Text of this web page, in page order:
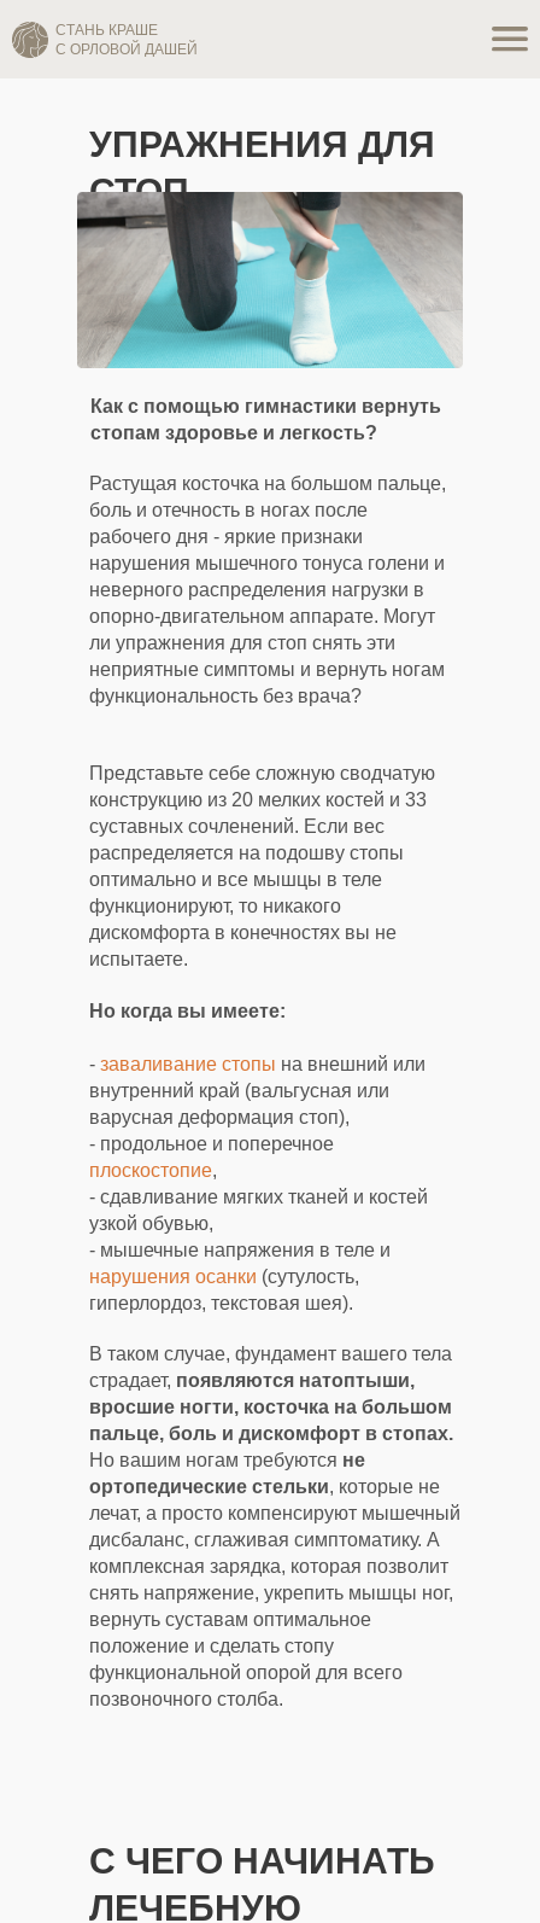
СТАНЬ КРАШЕ
С ОРЛОВОЙ ДАШЕЙ
УПРАЖНЕНИЯ ДЛЯ
СТОП
Как с помощью гимнастики вернуть
стопам здоровье и легкость?
Растущая косточка на большом пальце,
боль и отечность в ногах после
рабочего дня - яркие признаки
нарушения мышечного тонуса голени и
неверного распределения нагрузки в
опорно-двигательном аппарате. Могут
ли упражнения для стоп снять эти
неприятные симптомы и вернуть ногам
функциональность без врача?
Представьте себе сложную сводчатую
конструкцию из 20 мелких костей и 33
суставных сочленений. Если вес
распределяется на подошву стопы
оптимально и все мышцы в теле
функционируют, то никакого
дискомфорта в конечностях вы не
испытаете.
Но когда вы имеете:
- заваливание стопы на внешний или
внутренний край (вальгусная или
варусная деформация стоп),
- продольное и поперечное
плоскостопие,
- сдавливание мягких тканей и костей
узкой обувью,
- мышечные напряжения в теле и
нарушения осанки (сутулость,
гиперлордоз, текстовая шея).
В таком случае, фундамент вашего тела
страдает, появляются натоптыши,
вросшие ногти, косточка на большом
пальце, боль и дискомфорт в стопах.
Но вашим ногам требуются не
ортопедические стельки, которые не
лечат, а просто компенсируют мышечный
дисбаланс, сглаживая симптоматику. А
комплексная зарядка, которая позволит
снять напряжение, укрепить мышцы ног,
вернуть суставам оптимальное
положение и сделать стопу
функциональной опорой для всего
позвоночного столба.
С ЧЕГО НАЧИНАТЬ
ЛЕЧЕБНУЮ